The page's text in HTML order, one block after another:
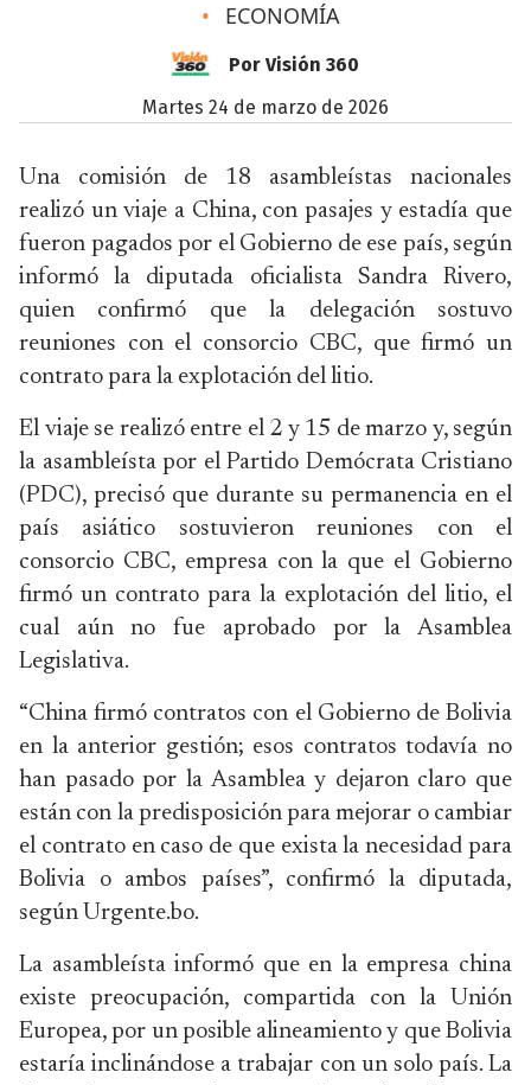
• ECONOMÍA
Por Visión 360
martes 24 de marzo de 2026
Una comisión de 18 asambleístas nacionales
realizó un viaje a China, con pasajes y estadía que
fueron pagados por el Gobierno de ese país, según
informó la diputada oficialista Sandra Rivero,
quien confirmó que la delegación sostuvo
reuniones con el consorcio CBC, que firmó un
contrato para la explotación del litio.
El viaje se realizó entre el 2 y 15 de marzo y, según
la asambleísta por el Partido Demócrata Cristiano
(PDC), precisó que durante su permanencia en el
país asiático sostuvieron reuniones con el
consorcio CBC, empresa con la que el Gobierno
firmó un contrato para la explotación del litio, el
cual aún no fue aprobado por la Asamblea
Legislativa.
“China firmó contratos con el Gobierno de Bolivia
en la anterior gestión; esos contratos todavía no
han pasado por la Asamblea y dejaron claro que
están con la predisposición para mejorar o cambiar
el contrato en caso de que exista la necesidad para
Bolivia o ambos países”, confirmó la diputada,
según Urgente.bo.
La asambleísta informó que en la empresa china
existe preocupación, compartida con la Unión
Europea, por un posible alineamiento y que Bolivia
estaría inclinándose a trabajar con un solo país. La